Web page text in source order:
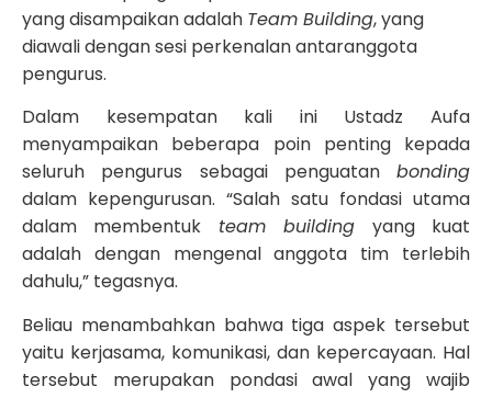
yang disampaikan adalah Team Building, yang
diawali dengan sesi perkenalan antaranggota
pengurus.
Dalam kesempatan kali ini Ustadz Aufa
menyampaikan beberapa poin penting kepada
seluruh pengurus sebagai penguatan bonding
dalam kepengurusan. “Salah satu fondasi utama
dalam membentuk team building yang kuat
adalah dengan mengenal anggota tim terlebih
dahulu,” tegasnya.
Beliau menambahkan bahwa tiga aspek tersebut
yaitu kerjasama, komunikasi, dan kepercayaan. Hal
tersebut merupakan pondasi awal yang wajib